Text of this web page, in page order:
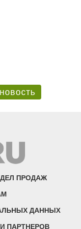
ПРОДАЖ
ДАННЫХ
ПАРТНЕРОВ